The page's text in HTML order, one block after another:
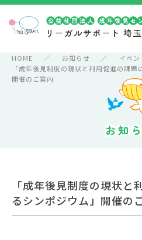
お知
HOME お知らせ
イベン
「成年後見制度の現状と利用促進の課題
開催のご案内
「成年後見制度の現状と
るシンポジウム」開催の